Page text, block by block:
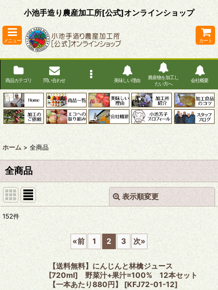
小池手造り農産加工所[公式]オンラインショップ
メニュー カート
商品カテゴリ 問い合わせ 美味しい理由
農産物を加工し
たい方へ
会社概要
ホーム > 全商品
全商品
表示順変更
表示数
並び順
絞り込む
閉じる
152件
«前 1 2 3 次»
【送料無料】にんじんと林檎ジュース
[720ml] 野菜汁+果汁=100% 12本セット
【一本あたり880円】
[KFJ72-01-12]